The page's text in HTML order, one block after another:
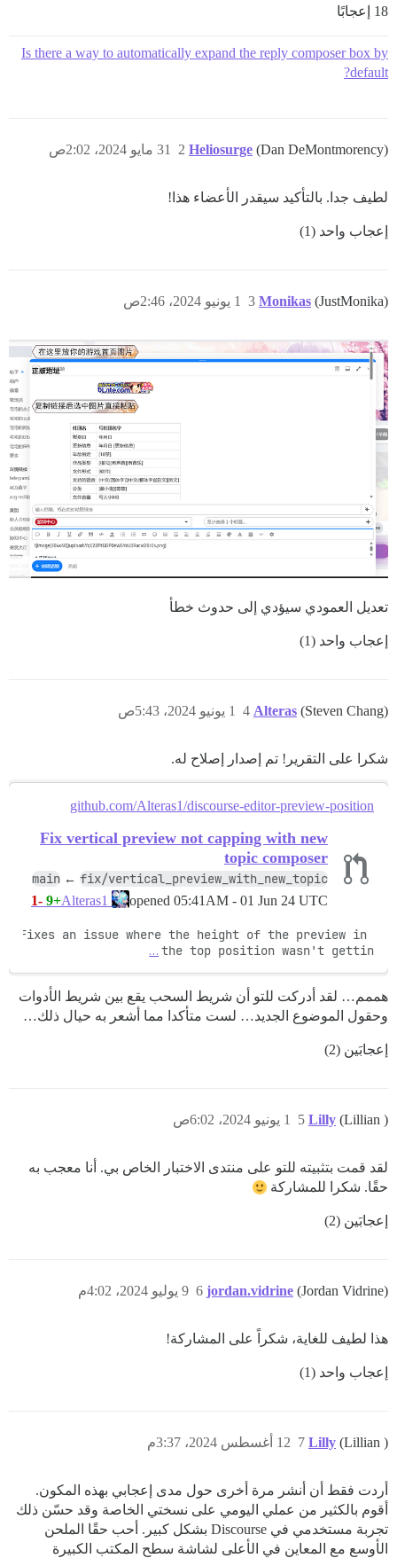
18 إعجابًا
Is there a way to automatically expand the reply composer box by
default?
Heliosurge (Dan DeMontmorency) 31 مايو 2024، 2:02ص 2
لطيف جدا. بالتأكيد سيقدر الأعضاء هذا!
إعجاب واحد (1)
Monikas (JustMonika) 1 يونيو 2024، 2:46ص 3
تعديل العمودي سيؤدي إلى حدوث خطأ
إعجاب واحد (1)
Alteras (Steven Chang) 1 يونيو 2024، 5:43ص 4
شكرا على التقرير! تم إصدار إصلاح له.
github.com/Alteras1/discourse-editor-preview-position
Fix vertical preview not capping with new
topic composer
main ← fix/vertical_preview_with_new_topic
opened 05:41AM - 01 Jun 24 UTC
+9
-1
Fixes an issue where the height of the preview in
the top position wasn't gettin
…
هممم… لقد أدركت للتو أن شريط السحب يقع بين شريط الأدوات
وحقول الموضوع الجديد… لست متأكدا مما أشعر به حيال ذلك…
إعجابَين (2)
Lilly (Lillian ) 1 يونيو 2024، 6:02ص 5
لقد قمت بتثبيته للتو على منتدى الاختبار الخاص بي. أنا معجب به
حقًا. شكرا للمشاركة
إعجابَين (2)
jordan.vidrine (Jordan Vidrine) 9 يوليو 2024، 4:02م 6
هذا لطيف للغاية، شكراً على المشاركة!
إعجاب واحد (1)
Lilly (Lillian ) 12 أغسطس 2024، 3:37م 7
أردت فقط أن أنشر مرة أخرى حول مدى إعجابي بهذه المكون.
أقوم بالكثير من عملي اليومي على نسختي الخاصة وقد حسّن ذلك
تجربة مستخدمي في Discourse بشكل كبير. أحب حقًا الملحن
الأوسع مع المعاين في الأعلى لشاشة سطح المكتب الكبيرة